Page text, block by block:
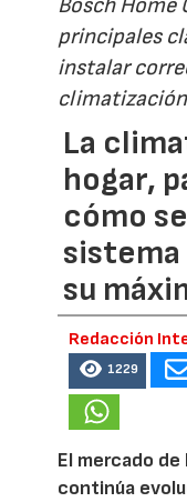
Bosch
principales
instalar
climatización
La
hogar,
cómo
su
Redacción
1229
El mercado
continúa